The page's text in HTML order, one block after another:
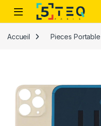
Passer à la navigation
Aller au contenu
Accueil Pieces Portable